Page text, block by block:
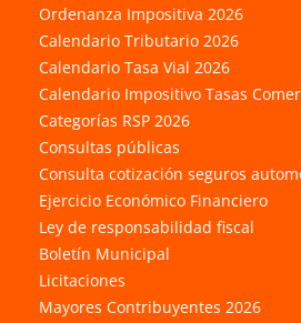
Ordenanza Impositiva 2026
Calendario Tributario 2026
Calendario Tasa Vial 2026
Calendario Impositivo Tasas
Categorías RSP 2026
Consultas públicas
Consulta cotización seguros
Ejercicio Económico Financiero
Ley de responsabilidad fiscal
Boletín Municipal
Licitaciones
Mayores Contribuyentes 2026